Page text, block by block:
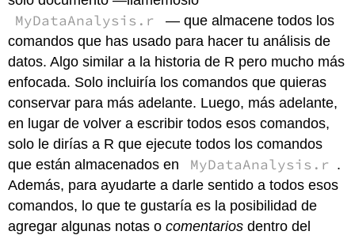
MyDataAnalysis.r
— que almacene todos los
comandos que has usado para hacer tu análisis de
datos. Algo similar a la historia de R pero mucho más
enfocada. Solo incluiría los comandos que quieras
conservar para más adelante. Luego, más adelante,
en lugar de volver a escribir todos esos comandos,
solo le dirías a R que ejecute todos los comandos
que están almacenados en
MyDataAnalysis.r .
Además, para ayudarte a darle sentido a todos esos
comandos, lo que te gustaría es la posibilidad de
agregar algunas notas ocomentarios dentro del